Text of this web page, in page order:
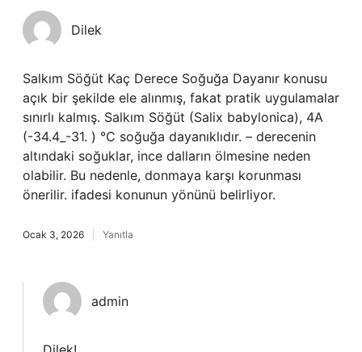
Dilek
Salkım Söğüt Kaç Derece Soğuğa Dayanır konusu
açık bir şekilde ele alınmış, fakat pratik uygulamalar
sınırlı kalmış. Salkım Söğüt (Salix babylonica), 4A
(-34.4_-31. ) °C soğuğa dayanıklıdır. – derecenin
altındaki soğuklar, ince dalların ölmesine neden
olabilir. Bu nedenle, donmaya karşı korunması
önerilir. ifadesi konunun yönünü belirliyor.
Ocak 3, 2026 Yanıtla
admin